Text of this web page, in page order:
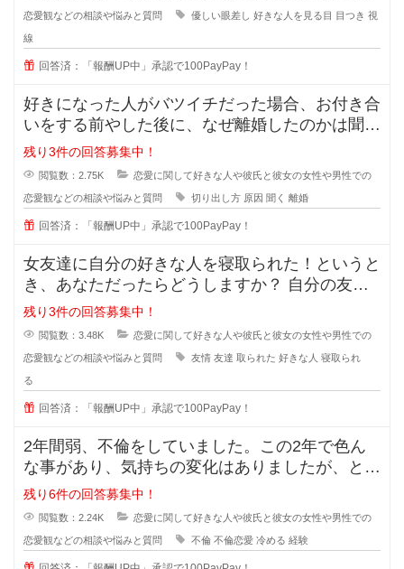
恋愛観などの相談や悩みと質問 優しい眼差し 好きな人を見る目 目つき 視
線
回答済：「報酬UP中」承認で100PayPay！
好きになった人がバツイチだった場合、お付き合
いをする前やした後に、なぜ離婚したのかは聞き
ますか？ 離婚した原因を聞
残り3件の回答募集中！
閲覧数：2.75K 恋愛に関して好きな人や彼氏と彼女の女性や男性での
恋愛観などの相談や悩みと質問 切り出し方 原因 聞く 離婚
回答済：「報酬UP中」承認で100PayPay！
女友達に自分の好きな人を寝取られた！というと
き、あなただったらどうしますか？ 自分の友達
に好きな人の話をするのは女
残り3件の回答募集中！
閲覧数：3.48K 恋愛に関して好きな人や彼氏と彼女の女性や男性での
恋愛観などの相談や悩みと質問 友情 友達 取られた 好きな人 寝取られ
る
回答済：「報酬UP中」承認で100PayPay！
2年間弱、不倫をしていました。この2年で色ん
な事があり、気持ちの変化はありましたが、とに
かく彼の事が大好きで一緒にいれる
残り6件の回答募集中！
閲覧数：2.24K 恋愛に関して好きな人や彼氏と彼女の女性や男性での
恋愛観などの相談や悩みと質問 不倫 不倫恋愛 冷める 経験